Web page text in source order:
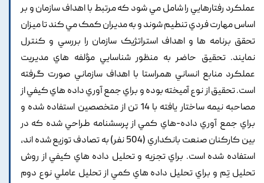
عملکرد رفتارهايي را شامل مي شود که مرتبط با اهداف سازمان و بر
اساس مهارت فردي تنطيم شوند و به مديران کمک مي کند تا ميزان
تحقق برنامه ها و اهداف استراتژيک سازمان را بررسي و کنترل
نمايند. تحقيق حاضر به منظور شناسايي مؤلفه هاي مديريت
عملکرد منابع انساني همراستا با اهداف سازماني صورت گرفته
است. تحقيق از نوع آميخته بوده و براي جمع آوري داده هاي کيفي از
مصاحبه نيمه ساختار يافته با 14 تن از متخصصين استفاده شده و
براي جمع آوري داده-هاي کمي از پرسشنامه طراحي شده که در
بين کارکنان صنعت بانکداري (504 نفر) به تصادف توزيع شده اند,
استفاده شده است. براي تجزيه و تحليل داده هاي کيفي از روش
تحليل تِم و براي تحليل داده هاي کمي از تحليل عاملي نوع دوم